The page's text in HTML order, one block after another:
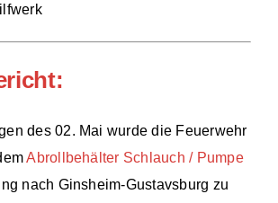
des 02. Mai wurde die Feuerwehr
Abrollbehälter Schlauch / Pumpe
nach Ginsheim-Gustavsburg zu